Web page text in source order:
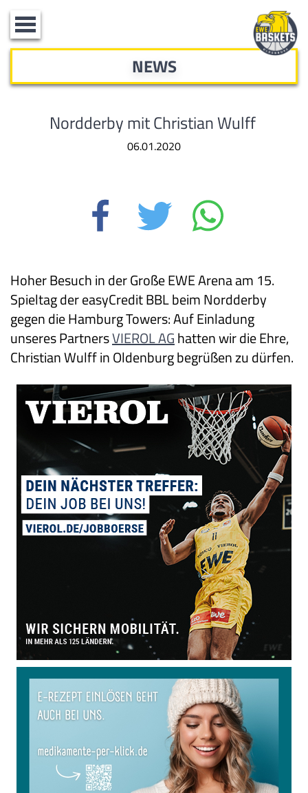
Toggle
navigation
NEWS
Nordderby mit Christian Wulff
06.01.2020
Hoher Besuch in der Große EWE Arena am 15.
Spieltag dereasyCredit BBLbeim Nordderby
gegen dieHamburg Towers: Auf Einladung
unseres PartnersVIEROL AGhatten wir die Ehre,
Christian Wulff in Oldenburg begrüßen zu dürfen.